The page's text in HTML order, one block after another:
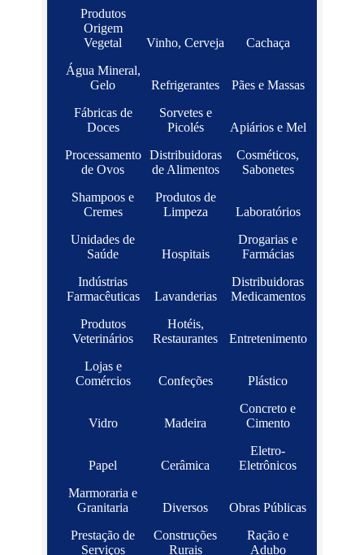
Produtos
Origem
Vegetal
Vinho, Cerveja
Cachaça
Água Mineral,
Gelo
Refrigerantes
Pães e Massas
Fábricas de
Doces
Sorvetes e
Picolés
Apiários e Mel
Processamento
de Ovos
Distribuidoras
de Alimentos
Cosméticos,
Sabonetes
Shampoos e
Cremes
Produtos de
Limpeza
Laboratórios
Unidades de
Saúde
Hospitais
Drogarias e
Farmácias
Indústrias
Farmacêuticas
Lavanderias
Distribuidoras
Medicamentos
Produtos
Veterinários
Hotéis,
Restaurantes
Entretenimento
Lojas e
Comércios
Confeções Plástico
Vidro Madeira
Concreto e
Cimento
Papel Cerâmica
Eletro-
Eletrônicos
Marmoraria e
Granitaria
Diversos
Obras Públicas
Prestação de
Serviços
Construções
Rurais
Ração e
Adubo